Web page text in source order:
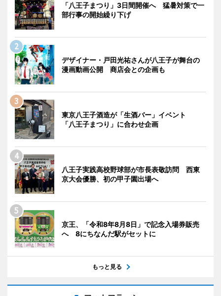
「八王子まつり」3日間開催へ 猛暑対策で一
部行事の開始繰り下げ
デザイナー・戸田光祐さんが八王子が舞台の
漫画動画公開 商店会との企画も
東京八王子酒造が「生酒バー」イベント
「八王子まつり」に合わせ企画
八王子実践高校野球部が市長表敬訪問 西東
京大会優勝、初の甲子園出場へ
京王、「令和8年8月8日」で記念入場券販売
へ 8にちなんだ駅がセットに
もっと見る